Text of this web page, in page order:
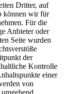
Dritter, auf
können wir für
Für die
Anbieter oder
Seite wurden
der
Kontrolle
einer
von